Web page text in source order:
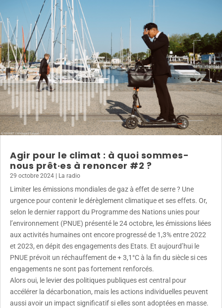
Agir pour le climat : à quoi sommes-
nous prêt·es à renoncer #2 ?
29 octobre 2024 La radio
Limiter les émissions mondiales de gaz à effet de serre ? Une
urgence pour contenir le dérèglement climatique et ses effets. Or,
selon le dernier rapport du Programme des Nations unies pour
l’environnement (PNUE) présenté le 24 octobre, les émissions liées
aux activités humaines ont encore progressé de 1,3% entre 2022
et 2023, en dépit des engagements des Etats. Et aujourd’hui le
PNUE prévoit un réchauffement de + 3,1°C à la fin du siècle si ces
engagements ne sont pas fortement renforcés.
Alors oui, le levier des politiques publiques est central pour
accélérer la décarbonation, mais les actions individuelles peuvent
aussi avoir un impact significatif si elles sont adoptées en masse.